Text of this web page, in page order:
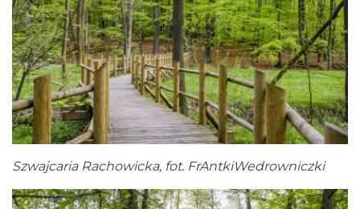
Szwajcaria Rachowicka, fot. FrAntkiWedrowniczki